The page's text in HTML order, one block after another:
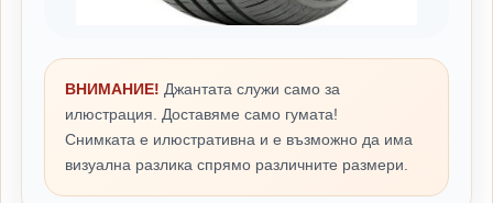
ВНИМАНИЕ! Джантата служи само за
илюстрация. Доставяме само гумата!
Снимката е илюстративна и е възможно да има
визуална разлика спрямо различните размери.